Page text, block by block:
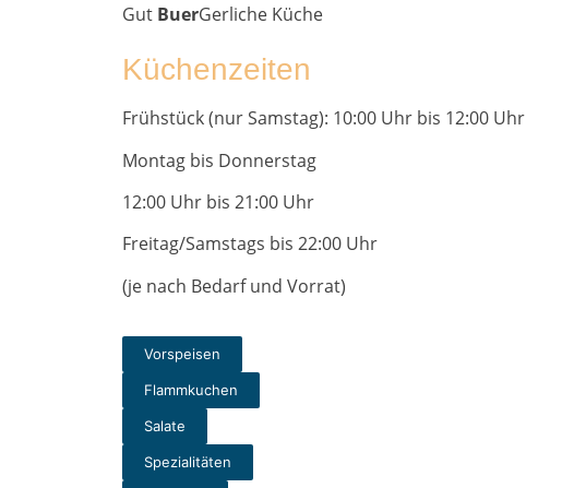
Gut BuerGerliche Küche
Küchenzeiten
Frühstück (nur Samstag): 10:00 Uhr bis 12:00 Uhr
Montag bis Donnerstag
12:00 Uhr bis 21:00 Uhr
Freitag/Samstags bis 22:00 Uhr
(je nach Bedarf und Vorrat)
Vorspeisen
Flammkuchen
Salate
Spezialitäten